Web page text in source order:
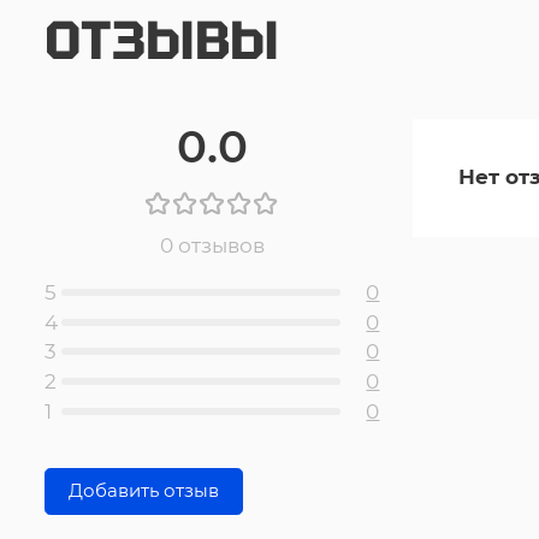
ОТЗЫВЫ
0.0
0 отзывов
5
0
4
0
3
0
2
0
1
0
Добавить отзыв
Нет